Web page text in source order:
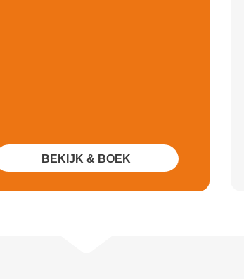
BEKIJK & BOEK